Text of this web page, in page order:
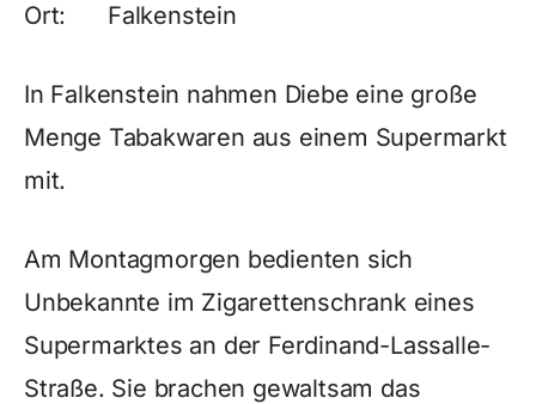
Ort: Falkenstein
In Falkenstein nahmen Diebe eine große
Menge Tabakwaren aus einem Supermarkt
mit.
Am Montagmorgen bedienten sich
Unbekannte im Zigarettenschrank eines
Supermarktes an der Ferdinand-Lassalle-
Straße. Sie brachen gewaltsam das